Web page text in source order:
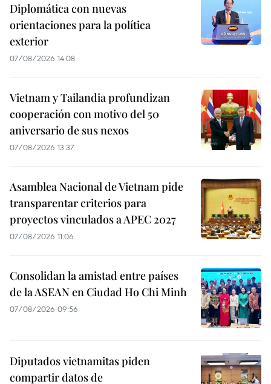
Diplomática con nuevas
orientaciones para la política
exterior
07/08/2026 14:08
Vietnam y Tailandia profundizan
cooperación con motivo del 50
aniversario de sus nexos
07/08/2026 13:37
Asamblea Nacional de Vietnam pide
transparentar criterios para
proyectos vinculados a APEC 2027
07/08/2026 11:06
Consolidan la amistad entre países
de la ASEAN en Ciudad Ho Chi Minh
07/08/2026 09:56
Diputados vietnamitas piden
compartir datos de